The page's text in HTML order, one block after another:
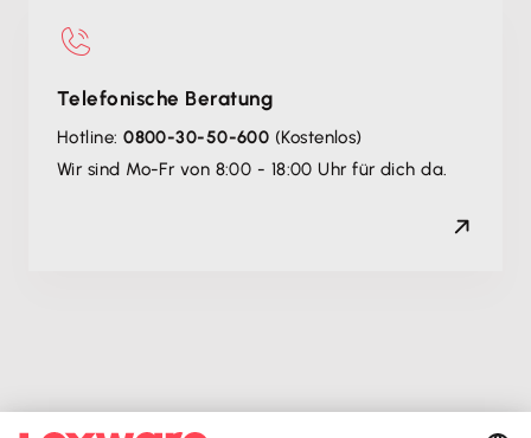
Telefonische Beratung
Hotline:0800-30-50-600 (Kostenlos)
Wir sind Mo-Fr von 8:00 - 18:00 Uhr für dich da.